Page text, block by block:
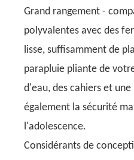
Grand rangement -
polyvalentes avec des
lisse, suffisamment de
parapluie pliante de
d'eau, des cahiers et
également la sécurité
l'adolescence.
Considérants de